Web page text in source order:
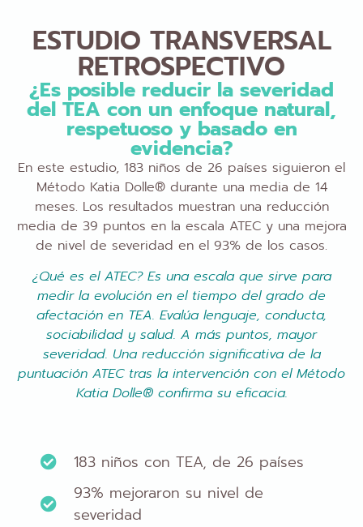
ESTUDIO TRANSVERSAL
RETROSPECTIVO
¿Es posible reducir la severidad
del TEA con un enfoque natural,
respetuoso y basado en
evidencia?
En este estudio, 183 niños de 26 países siguieron el
Método Katia Dolle® durante una media de 14
meses. Los resultados muestran una reducción
media de 39 puntos en la escala ATEC y una mejora
de nivel de severidad en el 93% de los casos.
¿Qué es el ATEC? Es una escala que sirve para
medir la evolución en el tiempo del grado de
afectación en TEA. Evalúa lenguaje, conducta,
sociabilidad y salud. A más puntos, mayor
severidad. Una reducción significativa de la
puntuación ATEC tras la intervención con el Método
Katia Dolle® confirma su eficacia.
183 niños con TEA, de 26 países
93% mejoraron su nivel de
severidad